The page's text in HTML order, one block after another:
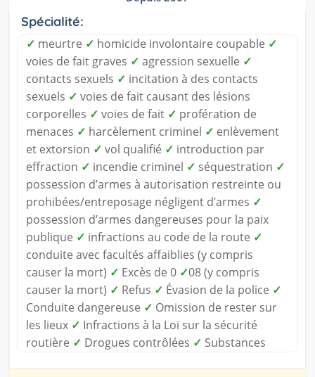
Spécialité:
✓ meurtre ✓ homicide involontaire coupable ✓
voies de fait graves ✓ agression sexuelle ✓
contacts sexuels ✓ incitation à des contacts
sexuels ✓ voies de fait causant des lésions
corporelles ✓ voies de fait ✓ profération de
menaces ✓ harcèlement criminel ✓ enlèvement
et extorsion ✓ vol qualifié ✓ introduction par
effraction ✓ incendie criminel ✓ séquestration ✓
possession d’armes à autorisation restreinte ou
prohibées/entreposage négligent d’armes ✓
possession d’armes dangereuses pour la paix
publique ✓ infractions au code de la route ✓
conduite avec facultés affaiblies (y compris
causer la mort) ✓ Excès de 0 ✓08 (y compris
causer la mort) ✓ Refus ✓ Évasion de la police ✓
Conduite dangereuse ✓ Omission de rester sur
les lieux ✓ Infractions à la Loi sur la sécurité
routière ✓ Drogues contrôlées ✓ Substances